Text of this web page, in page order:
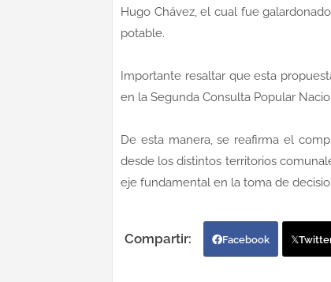
Hugo Chávez, el cual fue
potable.
Importante resaltar que esta
en la Segunda Consulta Popular
De esta manera, se reafirma el
desde los distintos territorios
eje fundamental en la toma de
Facebook